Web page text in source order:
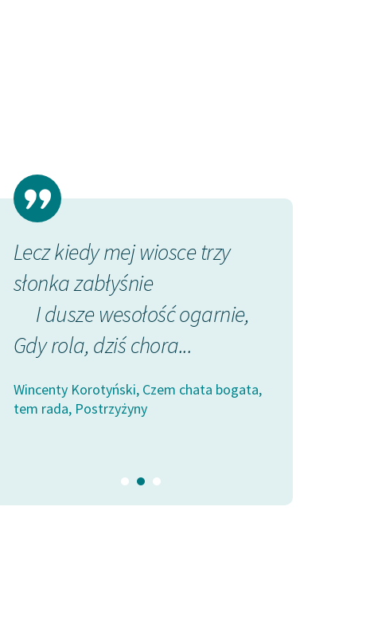
Lecz kiedy mej wiosce trzy
słonka zabłyśnie
I dusze wesołość ogarnie,
Gdy rola, dziś chora...
Wincenty Korotyński, Czem chata bogata,
tem rada, Postrzyżyny